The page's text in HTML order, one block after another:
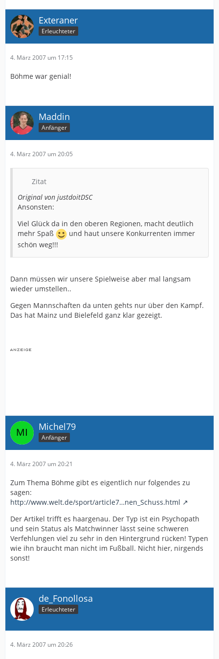
Exteraner
Erleuchteter
4. März 2007 um 17:15
Böhme war genial!
Maddin
Anfänger
4. März 2007 um 20:05
Zitat
Original von justdoitDSC
Ansonsten:
Viel Glück da in den oberen Regionen, macht deutlich
mehr Spaß
und haut unsere Konkurrenten immer
schön weg!!!
Dann müssen wir unsere Spielweise aber mal langsam
wieder umstellen..
Gegen Mannschaften da unten gehts nur über den Kampf.
Das hat Mainz und Bielefeld ganz klar gezeigt.
Michel79
Anfänger
4. März 2007 um 20:21
Zum Thema Böhme gibt es eigentlich nur folgendes zu
sagen:
http://www.welt.de/sport/article7…nen_Schuss.html
Der Artikel trifft es haargenau. Der Typ ist ein Psychopath
und sein Status als Matchwinner lässt seine schweren
Verfehlungen viel zu sehr in den Hintergrund rücken! Typen
wie ihn braucht man nicht im Fußball. Nicht hier, nirgends
sonst!
de_Fonollosa
Erleuchteter
4. März 2007 um 20:26